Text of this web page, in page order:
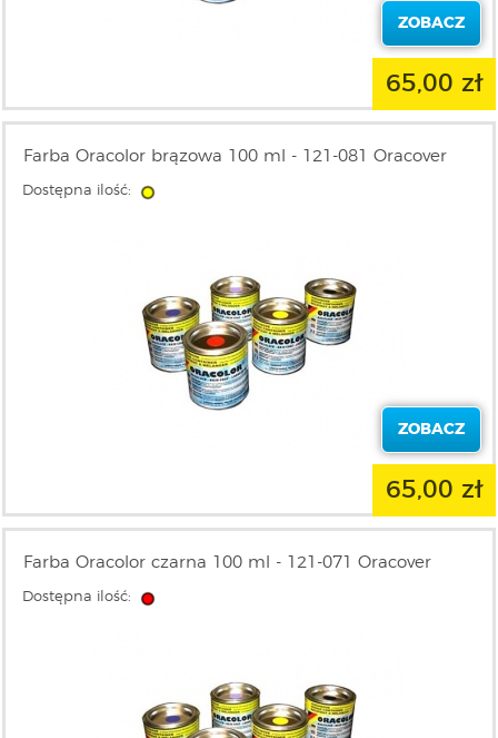
ZOBACZ
65,00 zł
Farba Oracolor brązowa 100 ml - 121-081 Oracover
Dostępna ilość:
ZOBACZ
65,00 zł
Farba Oracolor czarna 100 ml - 121-071 Oracover
Dostępna ilość: